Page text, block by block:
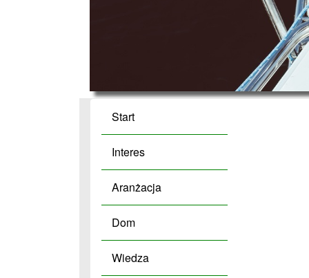
Start
Interes
Aranżacja
Dom
Wiedza